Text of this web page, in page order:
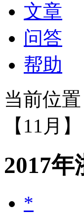
文章
问答
帮助
当前位置
【11月
2017
*